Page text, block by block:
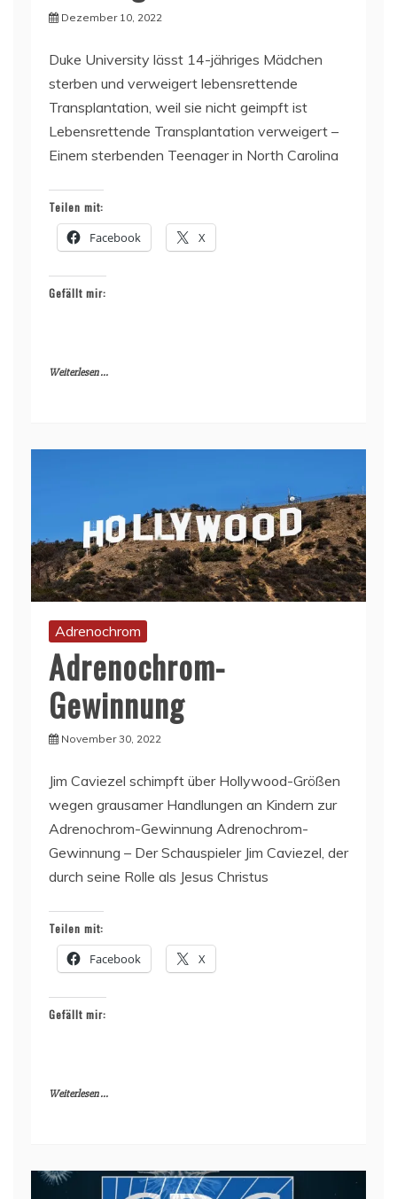
Dezember 10, 2022
Duke University lässt 14-jähriges Mädchen
sterben und verweigert lebensrettende
Transplantation, weil sie nicht geimpft ist
Lebensrettende Transplantation verweigert –
Einem sterbenden Teenager in North Carolina
Teilen mit:
Facebook X
Gefällt mir:
Weiterlesen ...
Adrenochrom
Adrenochrom-
Gewinnung
November 30, 2022
Jim Caviezel schimpft über Hollywood-Größen
wegen grausamer Handlungen an Kindern zur
Adrenochrom-Gewinnung Adrenochrom-
Gewinnung – Der Schauspieler Jim Caviezel, der
durch seine Rolle als Jesus Christus
Teilen mit:
Facebook X
Gefällt mir:
Weiterlesen ...